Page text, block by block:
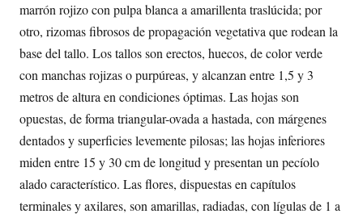
marrón rojizo con pulpa blanca a amarillenta traslúcida; por
otro, rizomas fibrosos de propagación vegetativa que rodean la
base del tallo. Los tallos son erectos, huecos, de color verde
con manchas rojizas o purpúreas, y alcanzan entre 1,5 y 3
metros de altura en condiciones óptimas. Las hojas son
opuestas, de forma triangular-ovada a hastada, con márgenes
dentados y superficies levemente pilosas; las hojas inferiores
miden entre 15 y 30 cm de longitud y presentan un pecíolo
alado característico. Las flores, dispuestas en capítulos
terminales y axilares, son amarillas, radiadas, con lígulas de 1 a